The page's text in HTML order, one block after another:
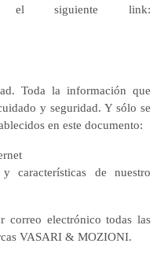
el siguiente link:
Toda la información que
y seguridad. Y sólo se
en este documento:
características de nuestro
correo electrónico todas las
VASARI & MOZIONI.